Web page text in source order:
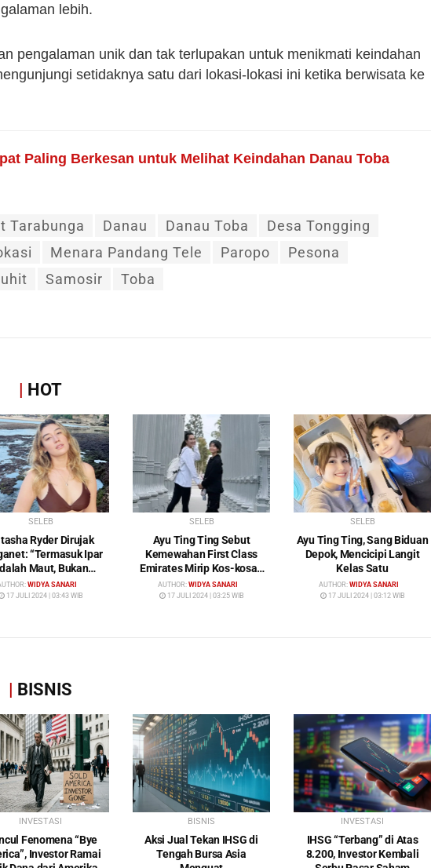
lebih.
pengalaman unik dan tak terlupakan untuk menikmati keindahan
setidaknya satu dari lokasi-lokasi ini ketika berwisata ke
Paling Berkesan untuk Melihat Keindahan Danau Toba
Tarabunga Danau Danau Toba
Desa Tongging
Menara Pandang Tele Paropo
Pesona
Samosir Toba
| HOT
SELEB
Ryder Dirujak
“Termasuk Ipar
Maut, Bukan
Malah
Bensin”
WIDYA SANARI
17 JULI 2024 | 03:43 WIB
SELEB
Ayu Ting Ting Sebut
Kemewahan First Class
Emirates Mirip Kos-kosan
Mewah
AUTHOR: WIDYA SANARI
17 JULI 2024 | 03:25 WIB
SELEB
Ayu Ting Ting, Sang Biduan
Depok, Mencicipi Langit
Kelas Satu
AUTHOR: WIDYA SANARI
17 JULI 2024 | 03:12 WIB
| BISNIS
INVESTASI
Fenomena “Bye
Investor Ramai
BISNIS
Aksi Jual Tekan IHSG di
Tengah Bursa Asia
INVESTASI
IHSG “Terbang” di Atas
8.200, Investor Kembali